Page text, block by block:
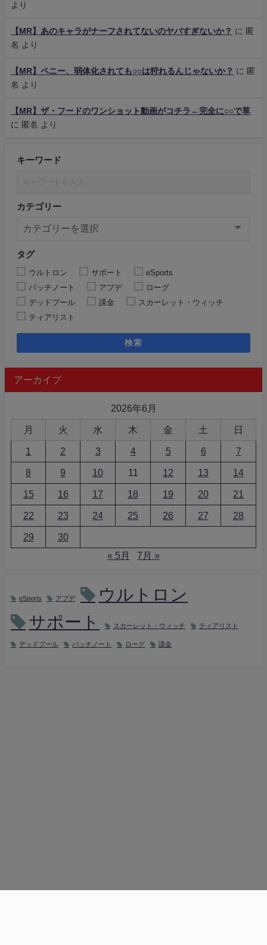
より
【MR】あのキャラがナーフされてないのヤバすぎないか？ に 匿
名 より
【MR】ペニー、弱体化されても○○は狩れるんじゃないか？ に 匿
名 より
【MR】ザ・フードのワンショット動画がコチラ←完全に○○で草
に 匿名 より
キーワード
カテゴリー
タグ
ウルトロン サポート
eSports
パッチノート
アプデ
ローグ
デッドプール
課金
スカーレット・ウィッチ
ティアリスト
検索
アーカイブ
2026年6月
月 火 水 木 金 土 日
1 2 3 4 5 6 7
8 9 10 11 12 13 14
15 16 17 18 19 20 21
22 23 24 25 26 27 28
29
30
« 5月
7月 »
eSports アプデ
ウルトロン
サポート
スカーレット・ウィッチ ティアリスト
デッドプール パッチノート ローグ 課金